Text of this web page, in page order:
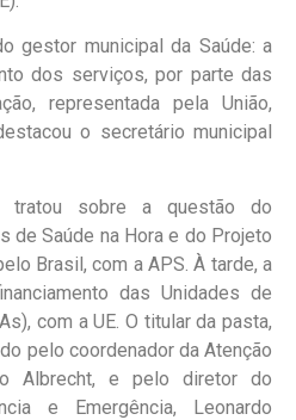
gestor municipal da Saúde: a
dos serviços, por parte das
representada pela União,
o secretário municipal
tratou sobre a questão do
de Saúde na Hora e do Projeto
Brasil, com a APS. À tarde, a
das Unidades de
com a UE. O titular da pasta,
pelo coordenador da Atenção
Albrecht, e pelo diretor do
e Emergência, Leonardo